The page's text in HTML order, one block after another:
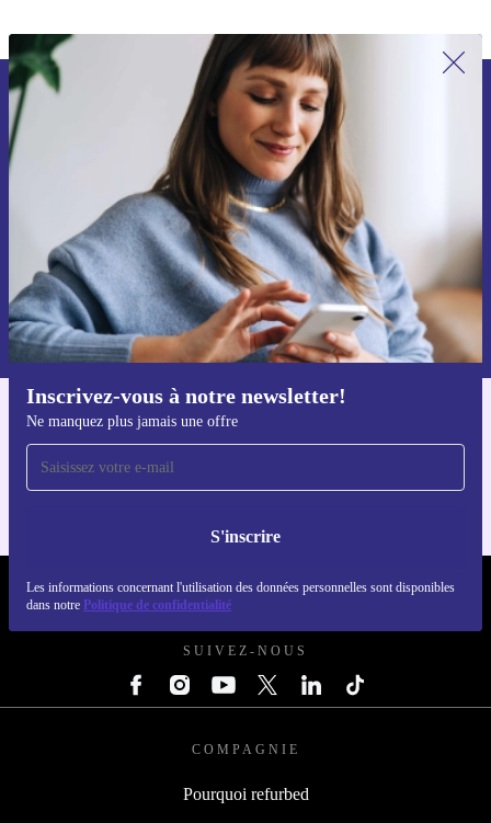
Inscrivez-vous à notre newsletter!
Ne manquez plus jamais une offre
S'inscrire
Les informations concernant l'utilisation des données personnelles sont disponibles
dans notre Politique de confidentialité
Recevoir offres et infos de refurbed
par mail
Ne manquez plus aucune offre.
S'inscrire
Retrouvez les informations sur l'utilisation des données personnelles
dans notrepolitique de confidentialité.
Téléchargez l'application refurbed
Pour iOS et Android
REFURBED FRANCE - RETHINK NEW.
SUIVEZ-NOUS
COMPAGNIE
Pourquoi refurbed